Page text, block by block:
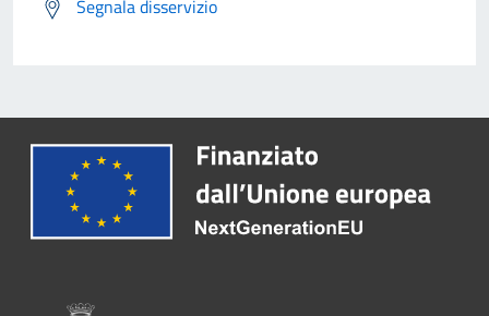
Segnala disservizio